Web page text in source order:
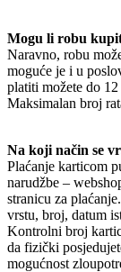
Mogu li robu
Naravno, robu
moguće je i u
platiti možete do 12
Maksimalan broj
Na koji način se
Plaćanje karticom
narudžbe –
stranicu za
vrstu, broj, datum
Kontrolni broj
da fizički
mogućnost